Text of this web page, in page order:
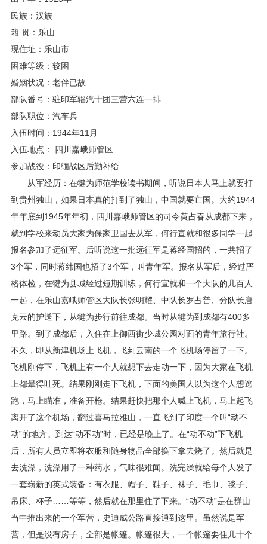
民族：汉族
籍 贯：乐山
现住址：乐山市
困难等级：较困
婚姻状况：老伴已故
部队番号：驻印军辎汽十团三营六连一排
部队职位：汽车兵
入伍时间：1944年11月
入伍地点： 四川嘉峨师管区
参加战役：印缅战区后勤补给
从军经历：在犍为师范学校读书期间，听说日本人马上就要打
到贵州独山，如果日本真的打到了独山，中国就要亡国。大约1944
年年底到1945年年初，四川嘉峨师管区的司令黄占春从成都下来，
就到学校来动员大家为保家卫国去从军，何行宣就和很多同学一起
报名参加了远征军。后听说这一批远征军是蒋经国招的，一共招了
3个军，同时蒋纬国也招了3个军，叫青年军。报名从军后，经过严
格体检，在犍为县城经过短期训练，何行宣就和一个大队的几百人
一起，在乐山嘉峨师管区大队长张明耀、中队长罗占普、分队长唐
克云的护送下，从犍为步行前往成都。当时从犍为到成都有400多
里路。到了成都后，入住在上御西街少城公园对面的青年旅行社。
不久，即从新津机场上飞机，飞到云南的一个飞机场停留了一下。
飞机刚停下，飞机上有一个人就想下去走动一下，因为大家在飞机
上都晕得吐死。结果刚刚走下飞机，下面的美国人以为这个人想逃
跑，马上瞄准，准备开枪。结果赶快把那个人喊上飞机，马上起飞
离开了这个机场，翻过喜马拉雅山，一直飞到了印度一个叫“动不
动”的地方。到达“动不动”时，已经是晚上了。在“动不动”下飞机
后，所有人员立即将衣服和随身物品全部换下拿去烧了。然后就是
去洗澡，洗澡用了一种药水，气味很难闻。洗完澡就给每个人发了
一套崭新的英式装备：有衣服、帽子、鞋子、袜子、毛巾、毯子、
吊床、杯子……等等，然后就在那里住了下来。“动不动”是在群山
当中推出来的一个军营，史迪威公路直接通到这里。虽然说是军
营，但是没有房子，全部是帐篷。帐篷很大，一个帐篷要住几十个